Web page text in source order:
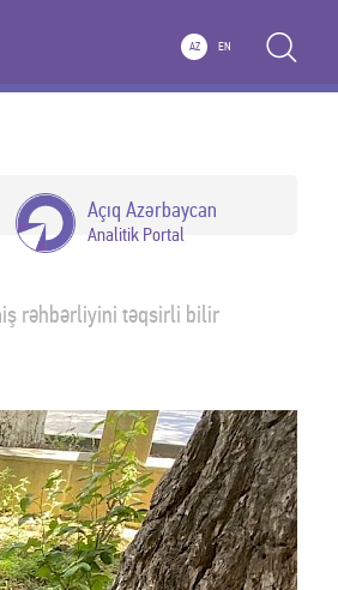
AZ EN
Açıq Azərbaycan
Analitik Portal
rəhbərliyini təqsirli bilir